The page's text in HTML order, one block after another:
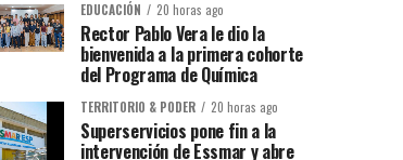
EDUCACIÓN 20 horas ago
Rector Pablo Vera le dio la
bienvenida a la primera cohorte
del Programa de Química
TERRITORIO & PODER 20 horas ago
Superservicios pone fin a la
intervención de Essmar y abre